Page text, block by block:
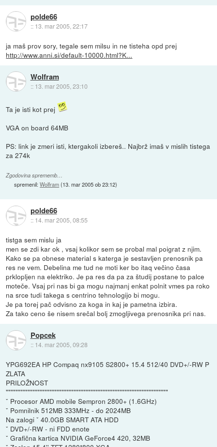
polde66
:: 13. mar 2005, 22:17
ja maš prov sory, tegale sem milsu in ne tisteha opd prej
http://www.anni.si/default-10000.html?K...
Wolfram
:: 13. mar 2005, 23:10
Ta je isti kot prej
VGA on board 64MB
PS: link je zmeri isti, ktergakoli izbereš.. Najbrž imaš v mislih tistega
za 274k
Zgodovina sprememb…
spremenil:Wolfram(13. mar 2005 ob 23:12)
polde66
:: 14. mar 2005, 08:55
tistga sem mislu ja
men se zdi kar ok , vsaj kolikor sem se probal mal poigrat z njim.
Kako se pa obnese material s katerga je sestavljen prenosnik pa
res ne vem. Debelina me tud ne moti ker bo itaq večino časa
prklopljen na elektriko. Je pa res da pa za študij postane to palce
moteče. Vsaj pri nas bi ga mogu najmanj enkat polnit vmes pa roko
na srce tudi takega s centrino tehnologijo bi mogu.
Je pa torej pač odvisno za koga in kaj je pametna izbira.
Za tako ceno še nisem srečal bolj zmogljivega prenosnika pri nas.
Popcek
:: 14. mar 2005, 09:28
YPG692EA HP Compaq nx9105 S2800+ 15.4 512/40 DVD+/-RW P
ZLATA
PRILOŽNOST
"""""""""""""""""""""""""""""""""""""""""""""""""""""""""""""""""""
ˇ Procesor AMD mobile Sempron 2800+ (1.6GHz)
ˇ Pomnilnik 512MB 333MHz - do 2024MB
Na zalogi ˇ 40.0GB SMART ATA HDD
ˇ DVD+/-RW - ni FDD enote
ˇ Grafična kartica NVIDIA GeForce4 420, 32MB